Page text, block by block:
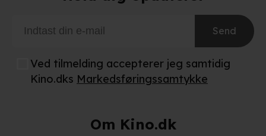
Når vi anvender cookies, behandler vi kortvarigt din IP-
adresse. IP-adressen kan blive delt med vores
partnere. Du kan læse mere om vores brug af cookies og
behandling af dine personoplysninger i både vores
privatlivspolitikogcookiepolitik.
Send
Ved tilmelding accepterer jeg samtidig
Kino.dks Markedsføringssamtykke
Om Kino.dk